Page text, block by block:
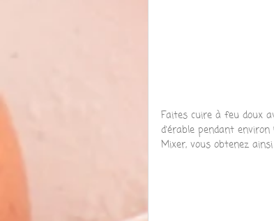
Faites cuire à feu doux
d'érable pendant
Mixer, vous obtenez